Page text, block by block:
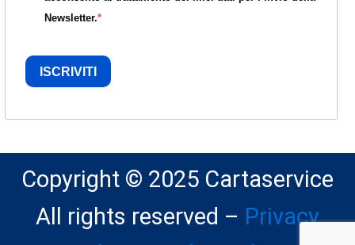
Newsletter.
ISCRIVITI
Copyright © 2025 Cartaservice
All rights reserved – Privacy